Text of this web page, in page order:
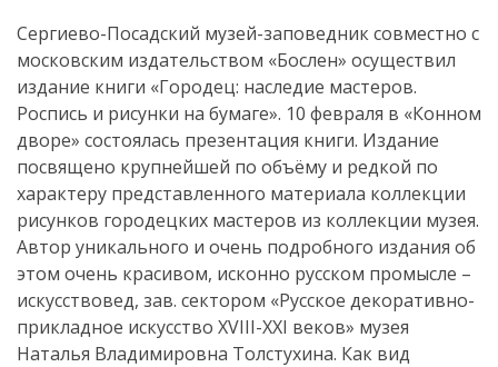
Сергиево-Посадский музей-заповедник совместно с
московским издательством «Бослен» осуществил
издание книги «Городец: наследие мастеров.
Роспись и рисунки на бумаге». 10 февраля в «Конном
дворе» состоялась презентация книги. Издание
посвящено крупнейшей по объёму и редкой по
характеру представленного материала коллекции
рисунков городецких мастеров из коллекции музея.
Автор уникального и очень подробного издания об
этом очень красивом, исконно русском промысле –
искусствовед, зав. сектором «Русское декоративно-
прикладное искусство XVIII-XXI веков» музея
Наталья Владимировна Толстухина. Как вид